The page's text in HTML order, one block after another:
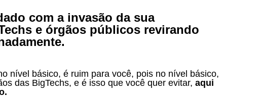
com a invasão da sua
e órgãos públicos revirando
das BigTechs, e é isso que você quer evitar, aqui